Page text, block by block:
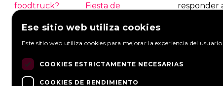
foodtruck?
Fiesta de
Boda
Contacto
Inicio de sesión
Información
PREGUNTAS
FRECUENTES
Socios
Noticias
responder
Hacer una
Ese sitio web utiliza cookies
Este sitio web utiliza cookies para mejorar la experiencia del
COOKIES ESTRICTAMENTE NECESARIAS
COOKIES DE RENDIMIENTO